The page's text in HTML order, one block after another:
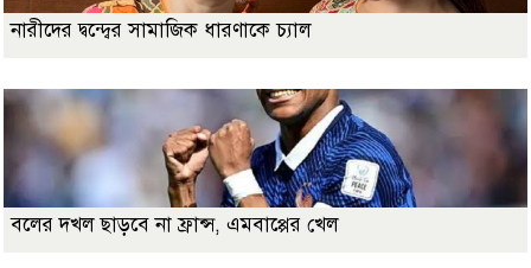
নারীদের দ্বন্দ্বের সামাজিক ধারণাকে চ্যাল
বলের দখল ছাড়বে না ফ্রান্স, এমবাপ্পের খেল